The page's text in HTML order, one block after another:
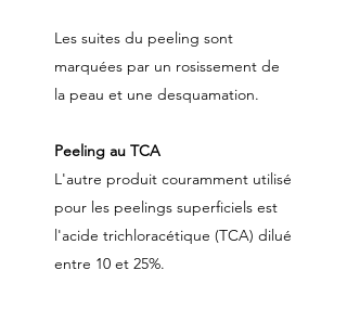
Les suites du peeling sont
marquées par un rosissement de
la peau et une desquamation.
Peeling au TCA
L'autre produit couramment utilisé
pour les peelings superficiels est
l'acide trichloracétique (TCA) dilué
entre 10 et 25%.